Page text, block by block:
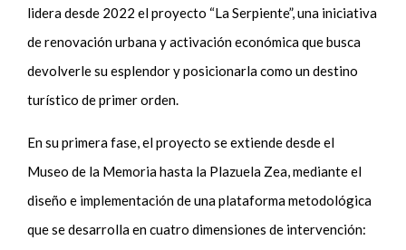
lidera desde 2022 el proyecto “La Serpiente”, una iniciativa
de renovación urbana y activación económica que busca
devolverle su esplendor y posicionarla como un destino
turístico de primer orden.
En su primera fase, el proyecto se extiende desde el
Museo de la Memoria hasta la Plazuela Zea, mediante el
diseño e implementación de una plataforma metodológica
que se desarrolla en cuatro dimensiones de intervención: